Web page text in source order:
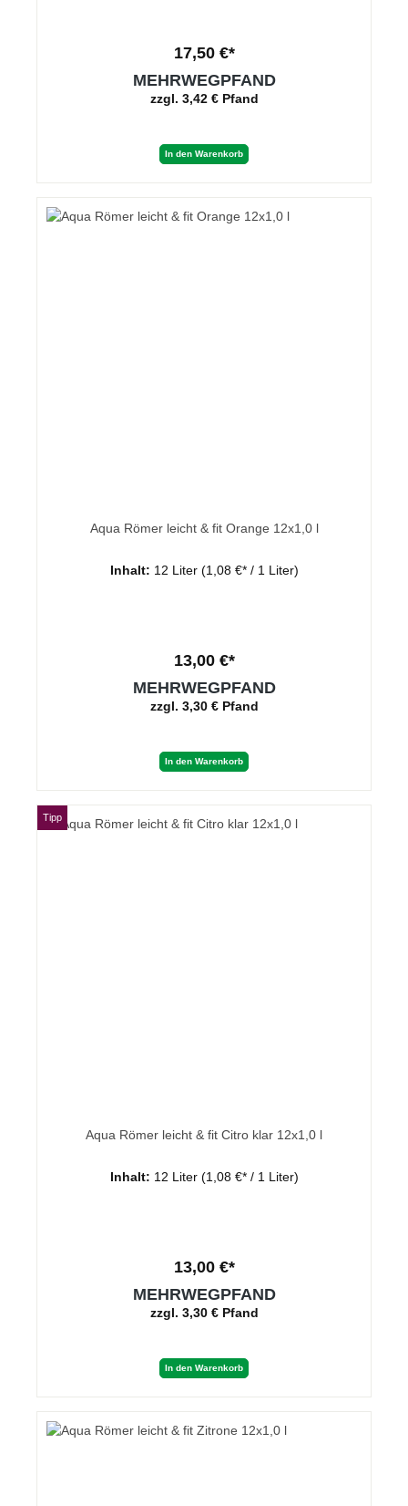
17,50 €*
MEHRWEGPFAND
zzgl. 3,42 € Pfand
In den Warenkorb
Aqua Römer leicht & fit Orange 12x1,0 l
Inhalt: 12 Liter (1,08 €* / 1 Liter)
13,00 €*
MEHRWEGPFAND
zzgl. 3,30 € Pfand
In den Warenkorb
Tipp
Aqua Römer leicht & fit Citro klar 12x1,0 l
Inhalt: 12 Liter (1,08 €* / 1 Liter)
13,00 €*
MEHRWEGPFAND
zzgl. 3,30 € Pfand
In den Warenkorb